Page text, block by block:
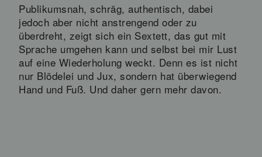
Publikumsnah, schräg, authentisch, dabei
jedoch aber nicht anstrengend oder zu
überdreht, zeigt sich ein Sextett, das gut mit
Sprache umgehen kann und selbst bei mir Lust
auf eine Wiederholung weckt. Denn es ist nicht
nur Blödelei und Jux, sondern hat überwiegend
Hand und Fuß. Und daher gern mehr davon.